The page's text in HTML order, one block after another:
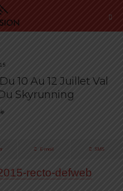
10 Au 12 Juillet Val
Skyrunning
E-mail SMS